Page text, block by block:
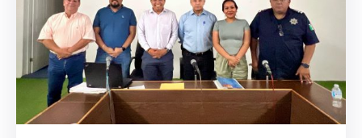
Transparencia
Directorio
Citas